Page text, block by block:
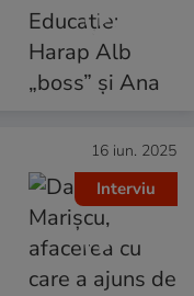
Interviu
16 iun. 2025